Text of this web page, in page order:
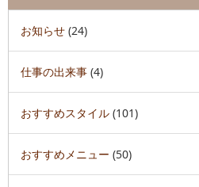
お知らせ (24)
仕事の出来事 (4)
おすすめスタイル (101)
おすすめメニュー (50)